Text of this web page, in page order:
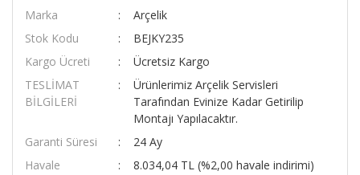
Marka
Arçelik
Stok Kodu
BEJKY235
Kargo Ücreti
Ücretsiz Kargo
TESLİMAT
BİLGİLERİ
Ürünlerimiz Arçelik Servisleri
Tarafından Evinize Kadar Getirilip
Montajı Yapılacaktır.
Garanti Süresi
24 Ay
Havale
8.034,04 TL (%2,00 havale indirimi)